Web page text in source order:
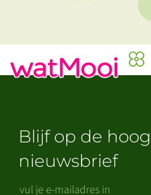
Blijf op de
nieuwsbrief